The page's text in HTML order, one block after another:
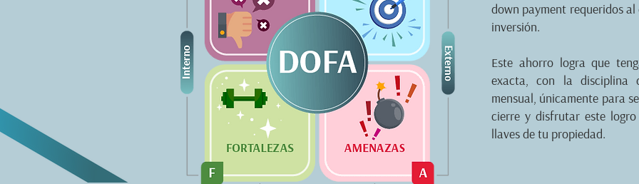
down payment requeridos
inversión.
Este ahorro logra que
exacta, con la disciplina
mensual, únicamente para
cierre y disfrutar este
llaves de tu propiedad.